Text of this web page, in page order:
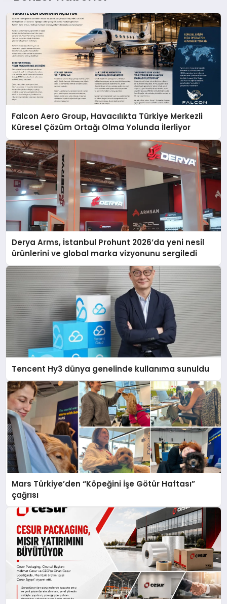
Falcon Aero Group, Havacılıkta Türkiye Merkezli
Küresel Çözüm Ortağı Olma Yolunda İlerliyor
Derya Arms, İstanbul Prohunt 2026’da yeni nesil
ürünlerini ve global marka vizyonunu sergiledi
Tencent Hy3 dünya genelinde kullanıma sunuldu
Mars Türkiye’den “Köpeğini İşe Götür Haftası”
çağrısı